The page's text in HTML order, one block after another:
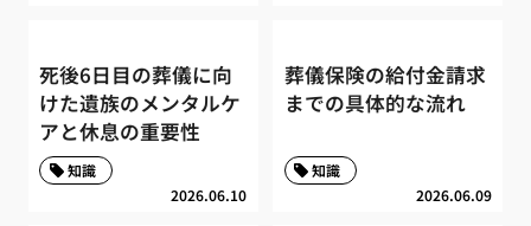
死後6日目の葬儀に向
けた遺族のメンタルケ
アと休息の重要性
2026.06.10
知識
葬儀保険の給付金請求
までの具体的な流れ
2026.06.09
知識